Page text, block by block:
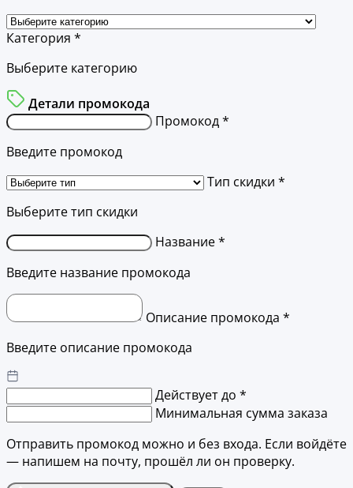
Категория *
Выберите категорию
Детали промокода
Промокод *
Введите промокод
Тип скидки *
Выберите тип скидки
Название *
Введите название промокода
Описание промокода *
Введите описание промокода
Действует до *
Минимальная сумма заказа
Отправить промокод можно и без входа. Если войдёте
— напишем на почту, прошёл ли он проверку.